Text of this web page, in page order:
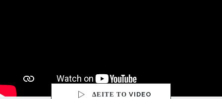
ΔΕΙΤΕ ΤΟ VIDEO